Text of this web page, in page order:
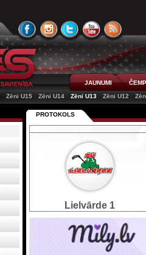
JAUNUMI
Zēni U15 Zēni U14 Zēni U13 Zēni U12
PROTOKOLS
Lielvārde 1